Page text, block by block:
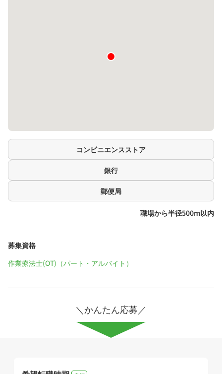
コンビニエンスストア
銀行
郵便局
職場から半径500m以内
募集資格
作業療法士(OT)（パート・アルバイト）
＼かんたん応募／